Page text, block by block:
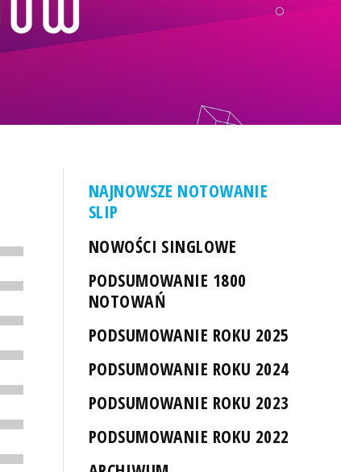
NAJNOWSZE NOTOWANIE
SLIP
NOWOŚCI SINGLOWE
PODSUMOWANIE 1800
NOTOWAŃ
PODSUMOWANIE ROKU 2025
PODSUMOWANIE ROKU 2024
PODSUMOWANIE ROKU 2023
PODSUMOWANIE ROKU 2022